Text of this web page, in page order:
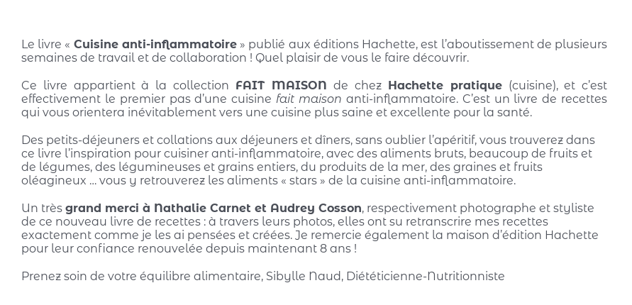
Le livre « Cuisine anti-inflammatoire» publié aux éditions Hachette, est l’aboutissement de plusieurs
semaines de travail et de collaboration ! Quel plaisir de vous le faire découvrir.
Ce livre appartient à la collection FAIT MAISONde chez Hachette pratique(cuisine), et c’est
effectivement le premier pas d’une cuisinefait maison anti-inflammatoire. C’est un livre de recettes
qui vous orientera inévitablement vers une cuisine plus saine et excellente pour la santé.
Des petits-déjeuners et collations aux déjeuners et dîners, sans oublier l’apéritif, vous trouverez dans
ce livre l’inspiration pour cuisiner anti-inflammatoire, avec des aliments bruts, beaucoup de fruits et
de légumes, des légumineuses et grains entiers, du produits de la mer, des graines et fruits
oléagineux … vous y retrouverez les aliments « stars » de la cuisine anti-inflammatoire.
Un très grand merci à Nathalie Carnet et Audrey Cosson, respectivement photographe et styliste
de ce nouveau livre de recettes : à travers leurs photos, elles ont su retranscrire mes recettes
exactement comme je les ai pensées et créées. Je remercie également la maison d’édition Hachette
pour leur confiance renouvelée depuis maintenant 8 ans !
Prenez soin de votre équilibre alimentaire, Sibylle Naud, Diététicienne-Nutritionniste